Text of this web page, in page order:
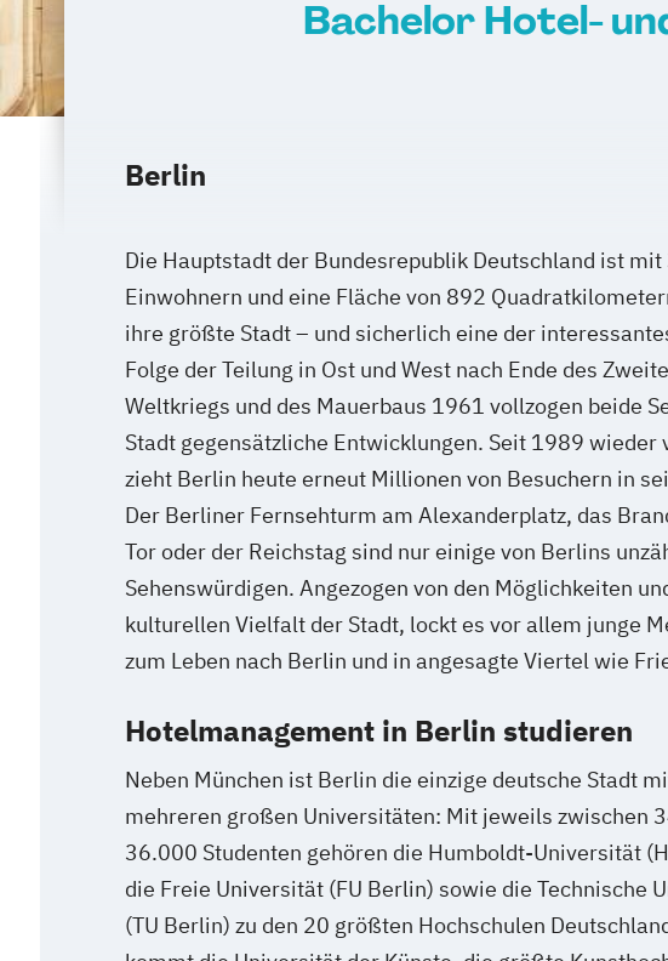
Bachelor Hotel-
Berlin
Die Hauptstadt der Bundesrepublik Deutschland ist
Einwohnern und eine Fläche von 892
ihre größte Stadt – und sicherlich eine der
Folge der Teilung in Ost und West nach Ende des
Weltkriegs und des Mauerbaus 1961 vollzogen beide
Stadt gegensätzliche Entwicklungen. Seit 1989 wieder
zieht Berlin heute erneut Millionen von Besuchern in
Der Berliner Fernsehturm am Alexanderplatz, das
Tor oder der Reichstag sind nur einige von Berlins
Sehenswürdigen. Angezogen von den Möglichkeiten
kulturellen Vielfalt der Stadt, lockt es vor allem junge
zum Leben nach Berlin und in angesagte Viertel wie
Hotelmanagement in Berlin studieren
Neben München ist Berlin die einzige deutsche Stadt
mehreren großen Universitäten: Mit jeweils zwischen
36.000 Studenten gehören die Humboldt-Universität
die Freie Universität (FU Berlin) sowie die Technische
(TU Berlin) zu den 20 größten Hochschulen